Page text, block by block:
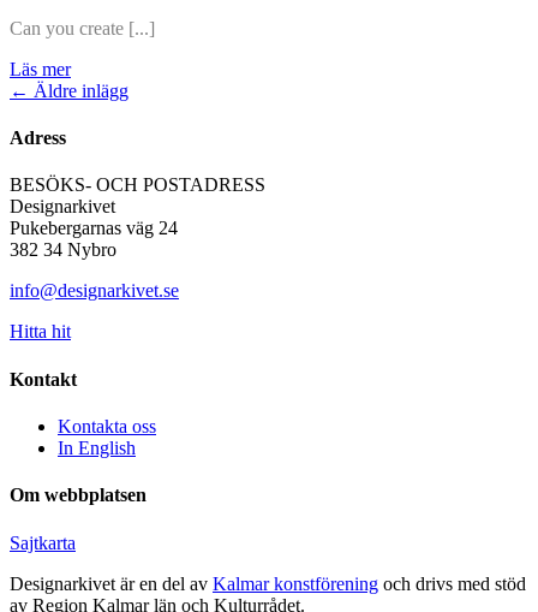
Can you create [...]
Läs mer
Inläggsnavigering
← Äldre inlägg
Adress
BESÖKS- OCH POSTADRESS
Designarkivet
Pukebergarnas väg 24
382 34 Nybro
info@designarkivet.se
Hitta hit
Kontakt
Kontakta oss
In English
Om webbplatsen
Sajtkarta
Designarkivet är en del av Kalmar konstförening och drivs med stöd
av Region Kalmar län och Kulturrådet.